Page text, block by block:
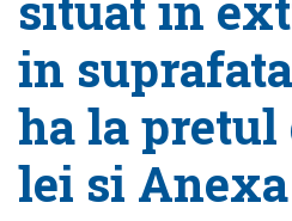
in
ha la pretul
lei si Anexa